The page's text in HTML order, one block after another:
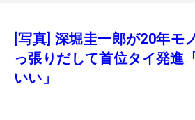
[写真] 深堀圭一郎が20年モ
っ張りだして首位タイ発進
いい」